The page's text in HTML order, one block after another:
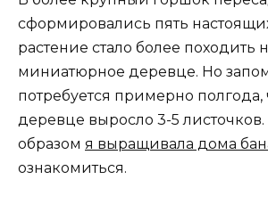
сформировались пять
растение стало более походить
миниатюрное деревце. Но
потребуется примерно полгода,
деревце выросло 3-5
образом я выращивала дома
ознакомиться.